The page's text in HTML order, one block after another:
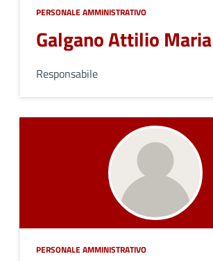
PERSONALE AMMINISTRATIVO
Galgano Attilio Maria
Responsabile
PERSONALE AMMINISTRATIVO